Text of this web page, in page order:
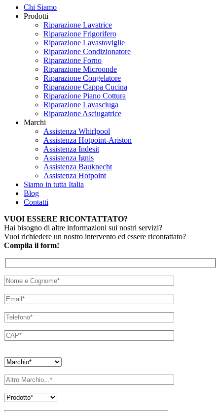
Chi Siamo
Prodotti
Riparazione Lavatrice
Riparazione Frigorifero
Riparazione Lavastoviglie
Riparazione Condizionatore
Riparazione Forno
Riparazione Microonde
Riparazione Congelatore
Riparazione Cappa Cucina
Riparazione Piano Cottura
Riparazione Lavasciuga
Riparazione Asciugatrice
Marchi
Assistenza Whirlpool
Assistenza Hotpoint-Ariston
Assistenza Indesit
Assistenza Ignis
Assistenza Bauknecht
Assistenza Hotpoint
Siamo in tutta Italia
Blog
Contatti
VUOI ESSERE RICONTATTATO?
Hai bisogno di altre informazioni sui nostri servizi?
Vuoi richiedere un nostro intervento ed essere ricontattato?
Compila il form!